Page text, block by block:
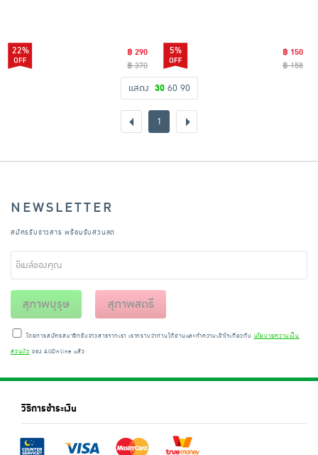
22%
฿ 290
฿ 370
5%
฿ 150
฿ 158
แสดง 30 60 90
1
NEWSLETTER
สมัครรับข่าวสาร พร้อมรับส่วนลด
สุภาพบุรุษ สุภาพสตรี
โดยการสมัครสมาชิกรับข่าวสารจากเรา เราทราบว่าท่านได้อ่านและทำความเข้าใจเกี่ยวกับ นโยบายความเป็น
ส่วนตัว ของ AllOnline แล้ว
วิธีการชำระเงิน